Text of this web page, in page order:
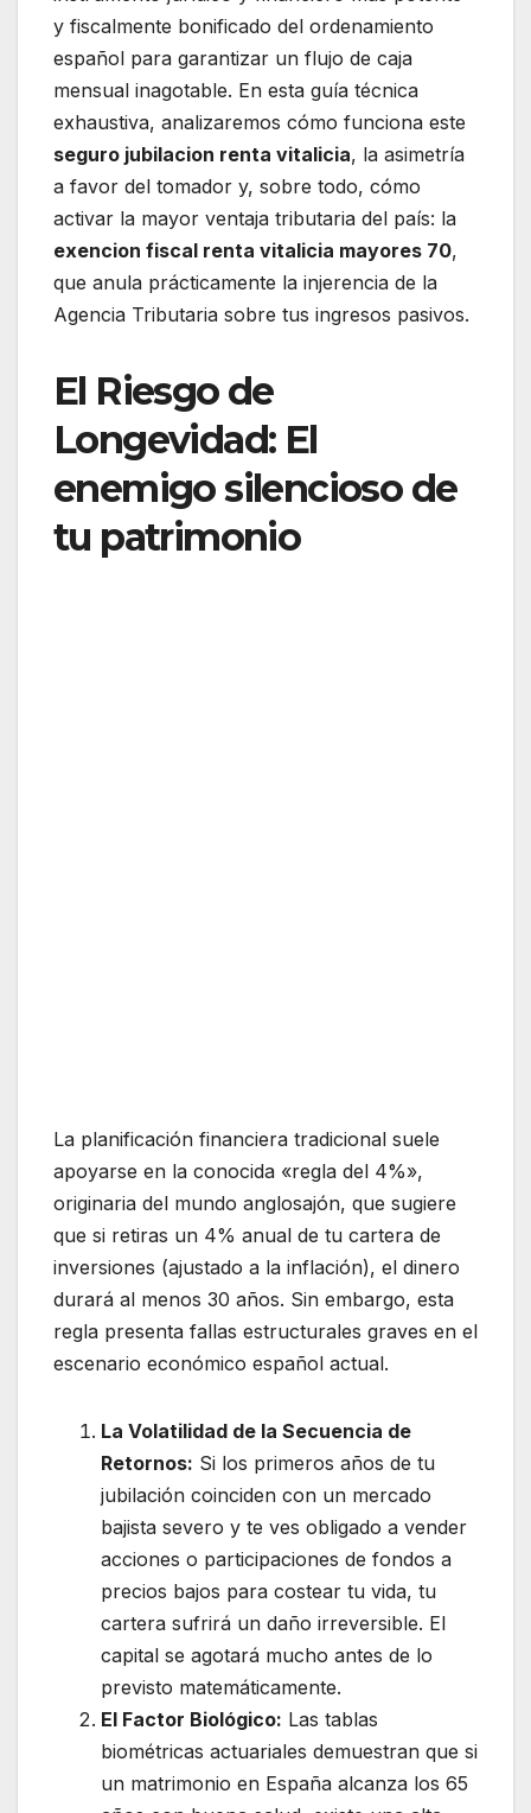
y fiscalmente bonificado del ordenamiento
español para garantizar un flujo de caja
mensual inagotable. En esta guía técnica
exhaustiva, analizaremos cómo funciona este
seguro jubilacion renta vitalicia, la asimetría
a favor del tomador y, sobre todo, cómo
activar la mayor ventaja tributaria del país: la
exencion fiscal renta vitalicia mayores 70,
que anula prácticamente la injerencia de la
Agencia Tributaria sobre tus ingresos pasivos.
El Riesgo de
Longevidad: El
enemigo silencioso de
tu patrimonio
La planificación financiera tradicional suele
apoyarse en la conocida «regla del 4%»,
originaria del mundo anglosajón, que sugiere
que si retiras un 4% anual de tu cartera de
inversiones (ajustado a la inflación), el dinero
durará al menos 30 años. Sin embargo, esta
regla presenta fallas estructurales graves en el
escenario económico español actual.
La Volatilidad de la Secuencia de
Retornos: Si los primeros años de tu
jubilación coinciden con un mercado
bajista severo y te ves obligado a vender
acciones o participaciones de fondos a
precios bajos para costear tu vida, tu
cartera sufrirá un daño irreversible. El
capital se agotará mucho antes de lo
previsto matemáticamente.
El Factor Biológico: Las tablas
biométricas actuariales demuestran que si
un matrimonio en España alcanza los 65